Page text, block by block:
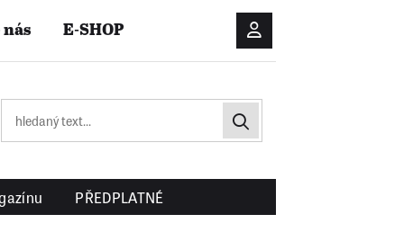
E-SHOP
Přihlášení/
PŘEDPLATNÉ